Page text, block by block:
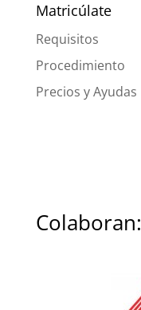
Matricúlate
Requisitos
Procedimiento
Precios y Ayudas
Colaboran: